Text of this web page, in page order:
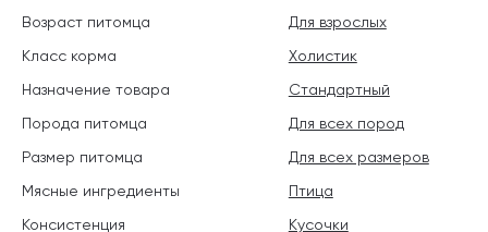
Возраст питомца
Для взрослых
Класс корма
Холистик
Назначение товара
Стандартный
Порода питомца
Для всех пород
Размер питомца
Для всех размеров
Мясные ингредиенты
Птица
Консистенция
Кусочки